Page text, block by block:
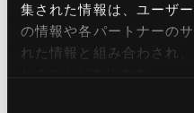
集された情報は、ユーザ
の情報や各パートナーの
れた情報と組み合わされ
入社して半年。現在はクラウドオペ
しています。営業というと「決まっ
て課題や目的が異なり、提案の形に